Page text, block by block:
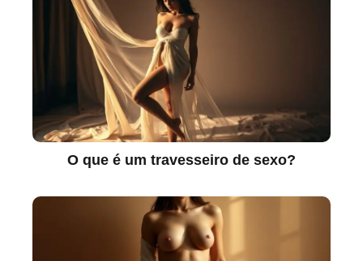
O que é um travesseiro de sexo?